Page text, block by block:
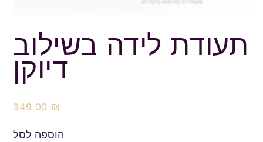
תעודת לידה בשילוב
דיוקן
349.00 ₪
הוספה לסל